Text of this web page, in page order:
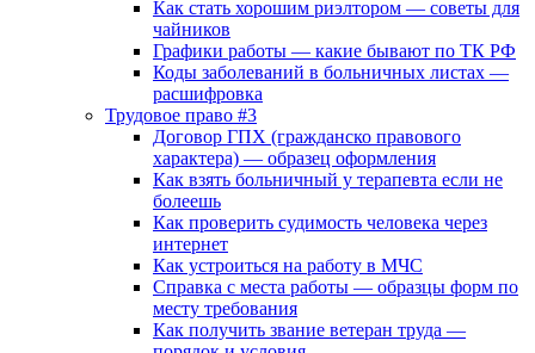
Как стать хорошим риэлтором — советы для
чайников
Графики работы — какие бывают по ТК РФ
Коды заболеваний в больничных листах —
расшифровка
Трудовое право #3
Договор ГПХ (гражданско правового
характера) — образец оформления
Как взять больничный у терапевта если не
болеешь
Как проверить судимость человека через
интернет
Как устроиться на работу в МЧС
Справка с места работы — образцы форм по
месту требования
Как получить звание ветеран труда —